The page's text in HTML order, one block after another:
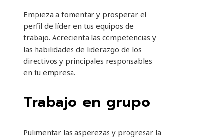
Empieza a fomentar y prosperar el
perfil de líder en tus equipos de
trabajo. Acrecienta las competencias y
las habilidades de liderazgo de los
directivos y principales responsables
en tu empresa.
Trabajo en grupo
Pulimentar las asperezas y progresar la